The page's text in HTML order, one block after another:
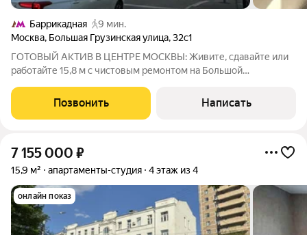
Баррикадная
9 мин.
Москва, Большая Грузинская улица,32с1
ГОТОВЫЙ АКТИВ В ЦЕНТРЕ МОСКВЫ: Живите, сдавайте или
работайте 15,8 м с чистовым ремонтом на Большой
шагах от Садового кольца. Больше не нужно стоять в пробках
всё рядом. Этот лот
Позвонить Написать
7 155 000 ₽
15,9 м² апартаменты-студия 4 этаж из 4
онлайн показ